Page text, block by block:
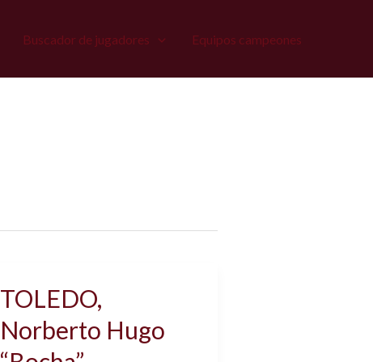
Buscador de jugadores Equipos campeones
TOLEDO,
Norberto Hugo